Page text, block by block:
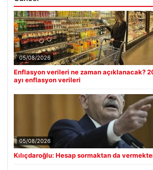
05/08/2026
Enflasyon verileri ne zaman açıklanacak?
ayı enflasyon verileri
05/08/2026
Kılıçdaroğlu: Hesap sormaktan da